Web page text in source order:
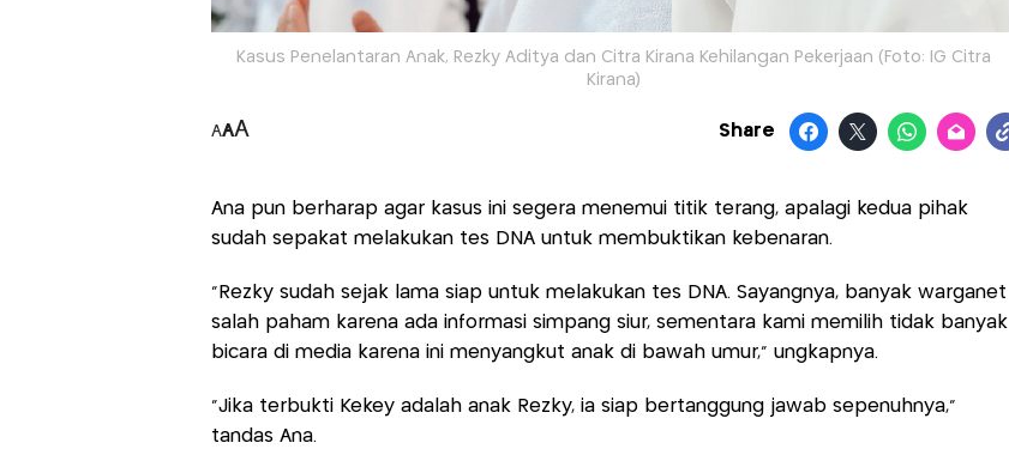
Kasus Penelantaran Anak, Rezky Aditya dan Citra Kirana Kehilangan Pekerjaan (Foto: IG Citra
Kirana)
AAA Share
Ana pun berharap agar kasus ini segera menemui titik terang, apalagi kedua pihak
sudah sepakat melakukan tes DNA untuk membuktikan kebenaran.
“Rezky sudah sejak lama siap untuk melakukan tes DNA. Sayangnya, banyak warganet
salah paham karena ada informasi simpang siur, sementara kami memilih tidak banyak
bicara di media karena ini menyangkut anak di bawah umur,” ungkapnya.
“Jika terbukti Kekey adalah anak Rezky, ia siap bertanggung jawab sepenuhnya,”
tandas Ana.